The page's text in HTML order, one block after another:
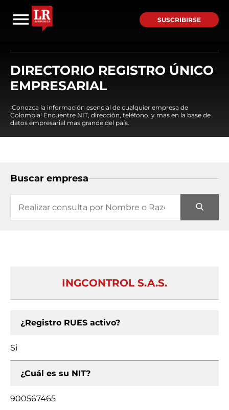
SUSCRIBIRSE
DIRECTORIO REGISTRO ÚNICO
EMPRESARIAL
¡Conozca la información esencial de cualquier empresa de
Colombia! Encuentre NIT, dirección, teléfono, y mas en la base de
datos empresarial mas grande del país.
Buscar empresa
INGCONTROL S.A.S.
¿Registro RUES activo?
Si
¿Cuál es su NIT?
900567465